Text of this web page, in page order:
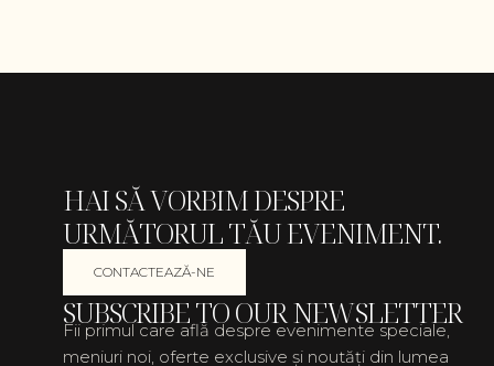
HAI SĂ VORBIM DESPRE
URMĂTORUL TĂU EVENIMENT.
CONTACTEAZĂ-NE
SUBSCRIBE TO OUR NEWSLETTER
Fii primul care află despre evenimente speciale,
meniuri noi, oferte exclusive și noutăți din lumea